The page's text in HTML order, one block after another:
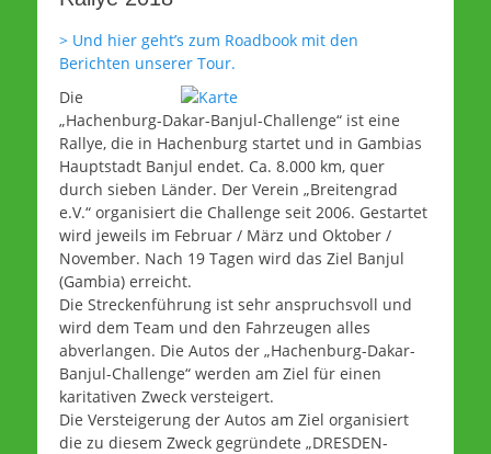
> Und hier geht’s zum Roadbook mit den
Berichten unserer Tour.
Die
„Hachenburg-Dakar-Banjul-Challenge“ ist eine
Rallye, die in Hachenburg startet und in Gambias
Hauptstadt Banjul endet. Ca. 8.000 km, quer
durch sieben Länder. Der Verein „Breitengrad
e.V.“ organisiert die Challenge seit 2006. Gestartet
wird jeweils im Februar / März und Oktober /
November. Nach 19 Tagen wird das Ziel Banjul
(Gambia) erreicht.
Die Streckenführung ist sehr anspruchsvoll und
wird dem Team und den Fahrzeugen alles
abverlangen. Die Autos der „Hachenburg-Dakar-
Banjul-Challenge“ werden am Ziel für einen
karitativen Zweck versteigert.
Die Versteigerung der Autos am Ziel organisiert
die zu diesem Zweck gegründete „DRESDEN-